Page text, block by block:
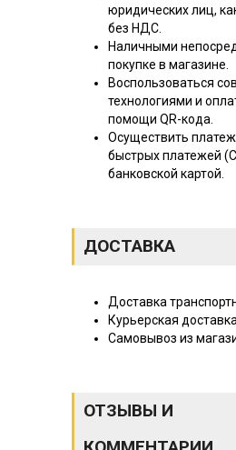
юридических лиц,
без НДС.
Наличными
покупке в магазине.
Воспользоваться
технологиями и
помощи QR-кода.
Осуществить
быстрых платежей
банковской картой.
ДОСТАВКА
Доставка
Курьерская доставка
Самовывоз из
ОТЗЫВЫ И